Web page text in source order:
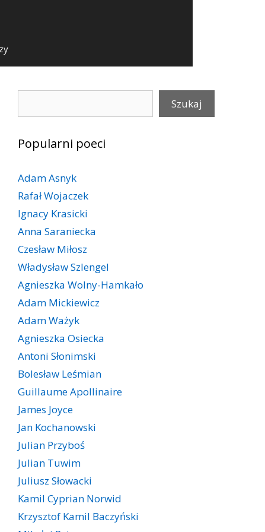
Szukaj
Popularni poeci
Adam Asnyk
Rafał Wojaczek
Ignacy Krasicki
Anna Saraniecka
Czesław Miłosz
Władysław Szlengel
Agnieszka Wolny-Hamkało
Adam Mickiewicz
Adam Ważyk
Agnieszka Osiecka
Antoni Słonimski
Bolesław Leśmian
Guillaume Apollinaire
James Joyce
Jan Kochanowski
Julian Przyboś
Julian Tuwim
Juliusz Słowacki
Kamil Cyprian Norwid
Krzysztof Kamil Baczyński